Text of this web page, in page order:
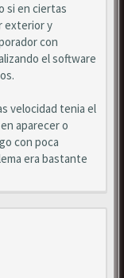
si en ciertas
exterior y
con
el software
velocidad tenia el
aparecer o
con poca
era bastante